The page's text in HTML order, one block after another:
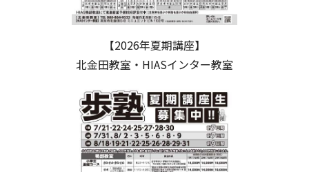
【2026年夏期講座】
北金田教室・HIASインター教室